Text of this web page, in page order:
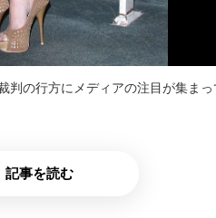
判の行方にメディアの注目が集まっ
記事を読む